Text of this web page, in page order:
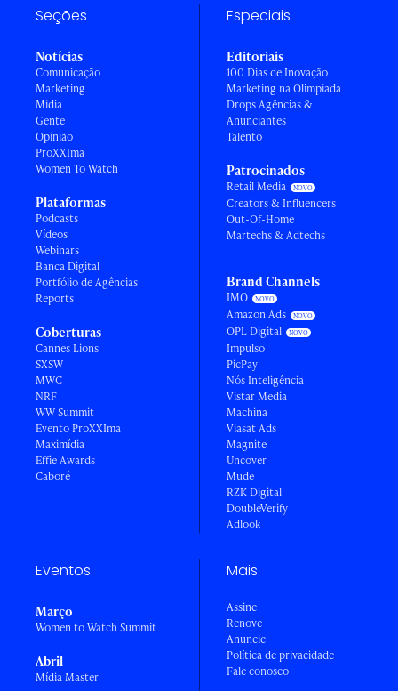
Seções
Notícias
Comunicação
Marketing
Mídia
Gente
Opinião
ProXXIma
Women To Watch
Plataformas
Podcasts
Vídeos
Webinars
Banca Digital
Portfólio de Agências
Reports
Coberturas
Cannes Lions
SXSW
MWC
NRF
WW Summit
Evento ProXXIma
Maximídia
Effie Awards
Caboré
Especiais
Editoriais
100 Dias de Inovação
Marketing na Olimpíada
Drops Agências &
Anunciantes
Talento
Patrocinados
Retail Media
Creators & Influencers
Out-Of-Home
Martechs & Adtechs
Brand Channels
IMO
Amazon Ads
OPL Digital
Impulso
PicPay
Nós Inteligência
Vistar Media
Machina
Viasat Ads
Magnite
Uncover
Mude
RZK Digital
DoubleVerify
Adlook
Eventos
Março
Women to Watch Summit
Abril
Mídia Master
Mais
Assine
Renove
Anuncie
Política de privacidade
Fale conosco